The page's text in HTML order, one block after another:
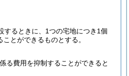
するときに、1つの宅地につき1個
とができるものとする。
る費用を抑制することができると